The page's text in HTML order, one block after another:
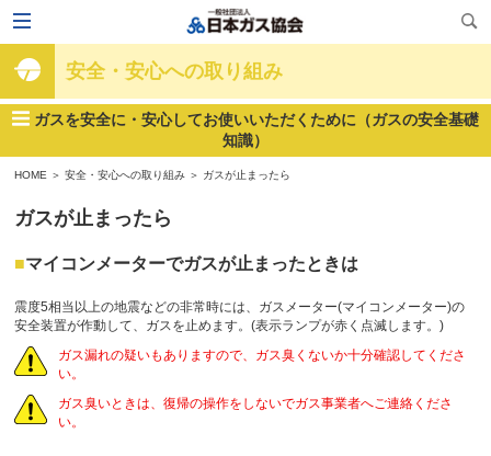
安全・安心への取り組み
ガスを安全に・安心してお使いいただくために（ガスの安全基礎
知識）
HOME ＞安全・安心への取り組み ＞ ガスが止まったら
ガスが止まったら
マイコンメーターでガスが止まったときは
震度5相当以上の地震などの非常時には、ガスメーター(マイコンメーター)の
安全装置が作動して、ガスを止めます。(表示ランプが赤く点滅します。)
ガス漏れの疑いもありますので、ガス臭くないか十分確認してくださ
い。
ガス臭いときは、復帰の操作をしないでガス事業者へご連絡くださ
い。